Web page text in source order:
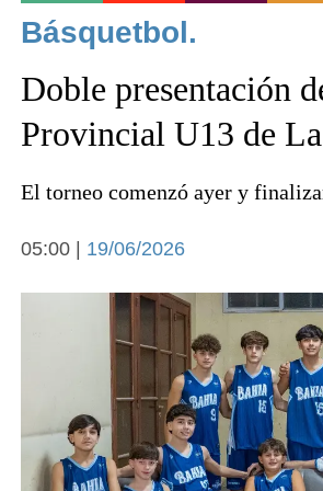
Noticias
Arte y cultura
Economía y campo
Básquetbol.
Doble presentación
Provincial U13 de
El torneo comenzó ayer y
05:00 | 19/06/2026